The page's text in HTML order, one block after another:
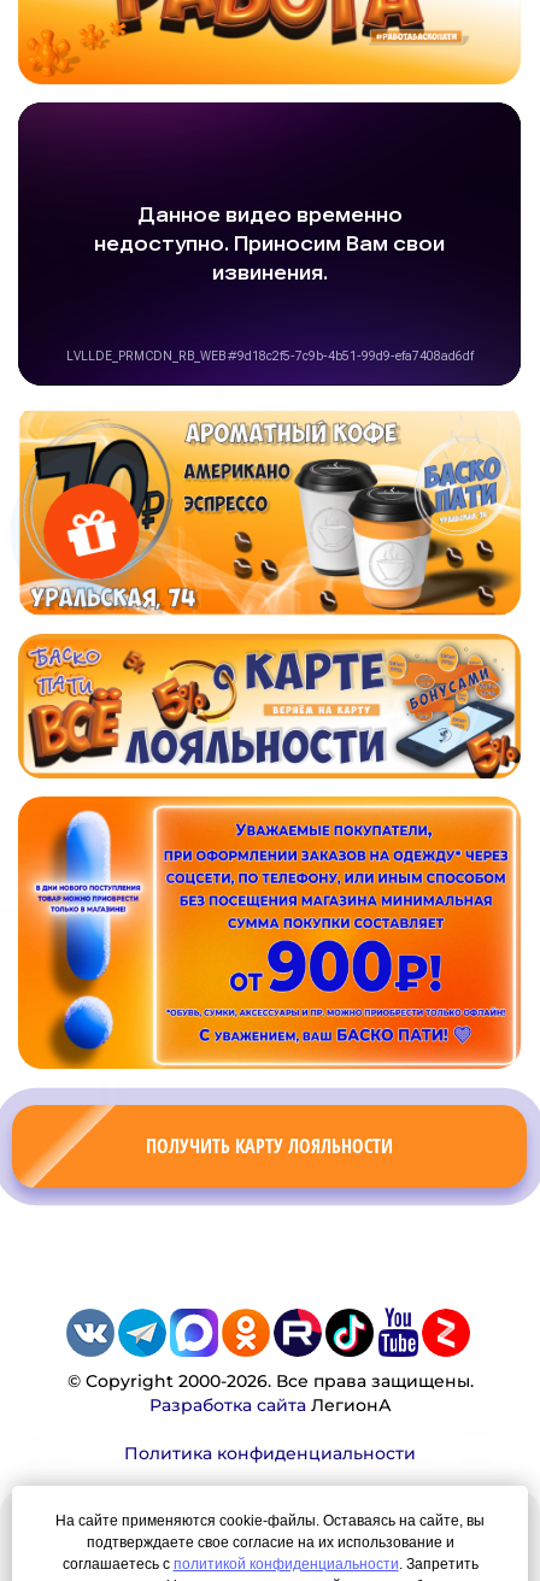
ПОЛУЧИТЬ КАРТУ ЛОЯЛЬНОСТИ
© Copyright 2000-2026. Все права защищены.
Разработка сайтаЛегионА
Политика конфиденциальности
Наша миссия:
На сайте применяются cookie-файлы. Оставаясь на сайте, вы
подтверждаете свое согласие на их использование и
соглашаетесь с политикой конфиденциальности. Запретить